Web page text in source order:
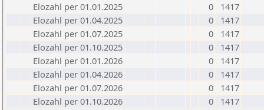
Elozahl per 01.01.2025
0
1417
Elozahl per 01.04.2025
0
1417
Elozahl per 01.07.2025
0
1417
Elozahl per 01.10.2025
0
1417
Elozahl per 01.01.2026
0
1417
Elozahl per 01.04.2026
0
1417
Elozahl per 01.07.2026
0
1417
Elozahl per 01.10.2026
0 1417